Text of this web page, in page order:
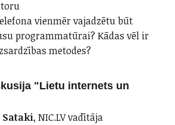
vienmēr vajadzētu būt
programmatūrai? Kādas vēl ir
metodes?
"Lietu internets un
, NIC.LV vadītāja